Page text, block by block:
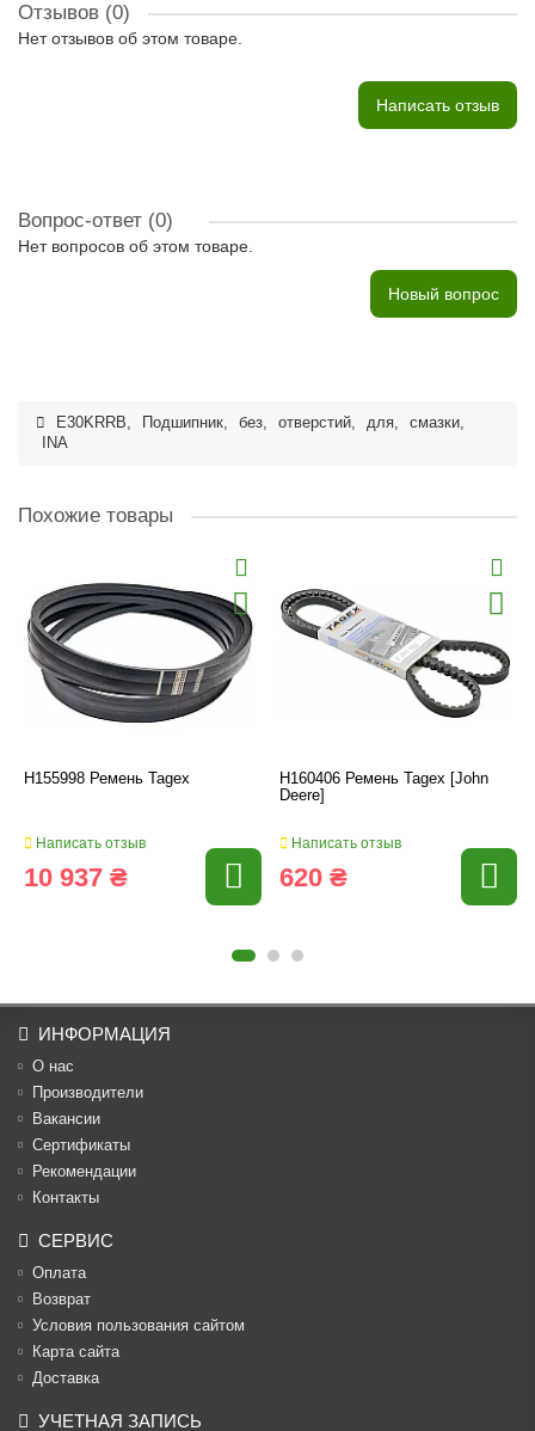
Отзывов (0)
Нет отзывов об этом товаре.
Написать отзыв
Вопрос-ответ (0)
Нет вопросов об этом товаре.
Новый вопрос
E30KRRB, Подшипник, без, отверстий, для, смазки,
INA
Похожие товары
H155998 Ремень Tagex
Написать отзыв
10 937 ₴
H160406 Ремень Tagex [John
Deere]
Написать отзыв
620 ₴
ИНФОРМАЦИЯ
О нас
Производители
Вакансии
Cертификаты
Рекомендации
Контакты
СЕРВИС
Оплата
Возврат
Условия пользования сайтом
Карта сайта
Доставка
УЧЕТНАЯ ЗАПИСЬ